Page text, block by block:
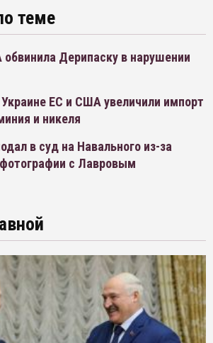
теме
Дерипаску в нарушении
ЕС и США увеличили импорт
и никеля
в суд на Навального из-за
с Лавровым